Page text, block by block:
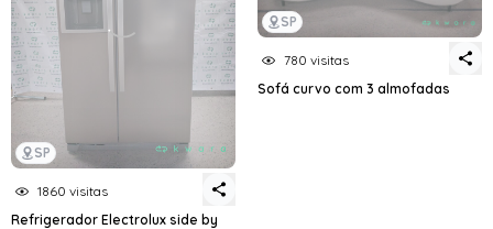
SP
1860 visitas
Refrigerador Electrolux side by
SP
780 visitas
Sofá curvo com 3 almofadas